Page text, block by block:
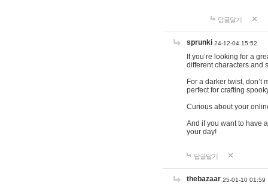
답글달기
sprunki 24-12-04 15:52
If you’re looking for a
different characters and
For a darker twist, don’t
perfect for crafting
Curious about your
And if you want to have
your day!
답글달기
thebazaar 25-01-10 01:59